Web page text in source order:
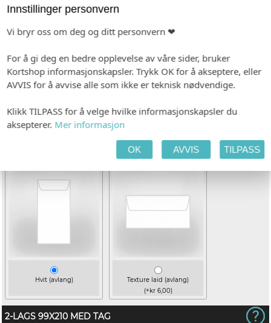
c1 c2
INDIVIDUALISERING
Ingen
Hvit (avlang)
Texture laid (avlang)
(+kr 6,00)
2-LAGS 99X210 MED TAG
Innstillinger personvern
Vi bryr oss om deg og ditt personvern ❤
For å gi deg en bedre opplevelse av våre sider, bruker
Kortshop informasjonskapsler. Trykk OK for å akseptere, eller
AVVIS for å avvise alle som ikke er teknisk nødvendige.
Klikk TILPASS for å velge hvilke informasjonskapsler du
aksepterer. Mer informasjon
OK AVVIS TILPASS